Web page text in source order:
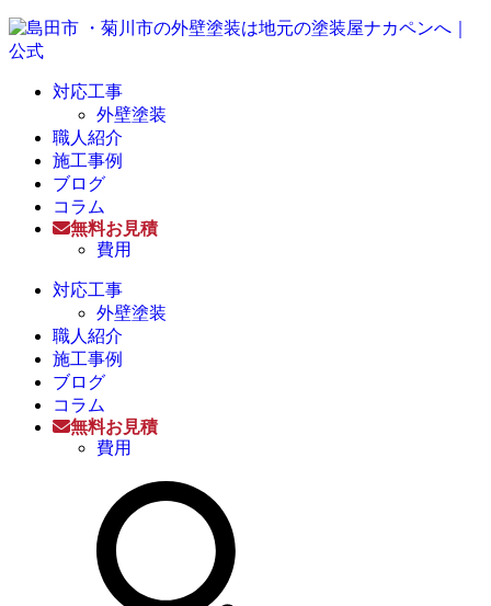
対応工事
外壁塗装
職人紹介
施工事例
ブログ
コラム
無料お見積
費用
対応工事
外壁塗装
職人紹介
施工事例
ブログ
コラム
無料お見積
費用